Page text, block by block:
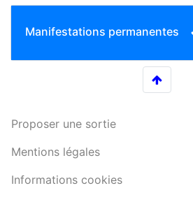
Manifestations permanentes
Proposer une sortie
Mentions légales
Informations cookies